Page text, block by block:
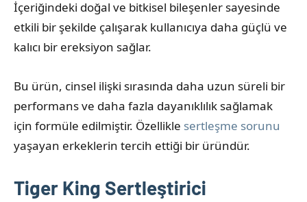
İçeriğindeki doğal ve bitkisel bileşenler sayesinde
etkili bir şekilde çalışarak kullanıcıya daha güçlü ve
kalıcı bir ereksiyon sağlar.
Bu ürün, cinsel ilişki sırasında daha uzun süreli bir
performans ve daha fazla dayanıklılık sağlamak
için formüle edilmiştir. Özellikle sertleşme sorunu
yaşayan erkeklerin tercih ettiği bir üründür.
Tiger King Sertleştirici